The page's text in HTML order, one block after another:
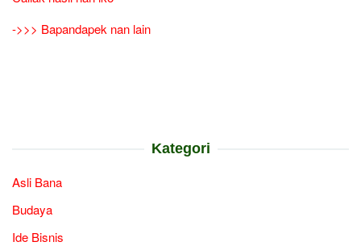
->>> Bapandapek nan lain
Kategori
Asli Bana
Budaya
Ide Bisnis